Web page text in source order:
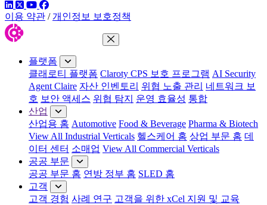
링크드인
트위터유튜브
페이스북
이용 약관 / 개인정보 보호정책
메뉴 닫기
플랫폼
클래로티 플랫폼 Claroty CPS 보호 프로그램 AI Security
Agent Claire 자산 인벤토리 위협 노출 관리 네트워크 보
호 보안 액세스 위협 탐지 운영 효율성 통합
산업
산업용 홈 Automotive Food & Beverage Pharma & Biotech
View All Industrial Verticals 헬스케어 홈 상업 부문 홈 데
이터 센터 소매업 View All Commercial Verticals
공공 부문
공공 부문 홈 연방 정부 홈 SLED 홈
고객
고객 경험 사례 연구 고객을 위한 xCel 지원 및 교육